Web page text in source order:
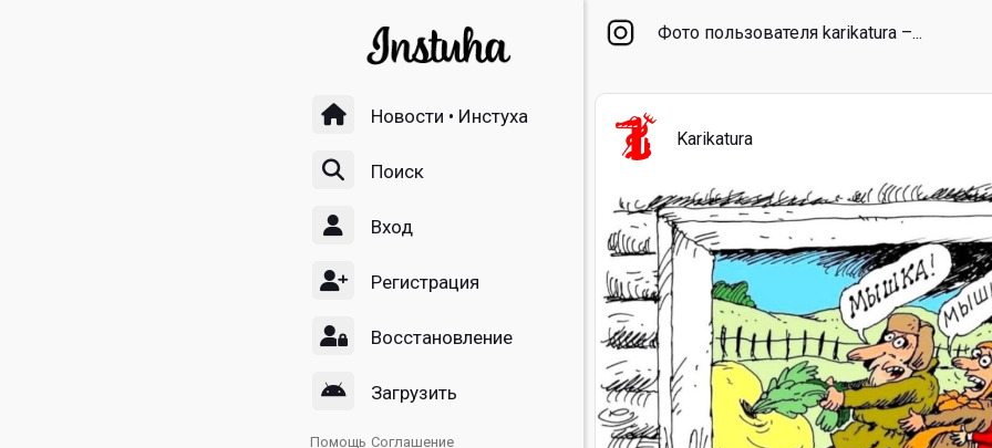
Фото пользователя karikatura –...
Новости • Инстуха
Поиск
Вход
Регистрация
Восстановление
Загрузить
Помощь Соглашение
Karikatura